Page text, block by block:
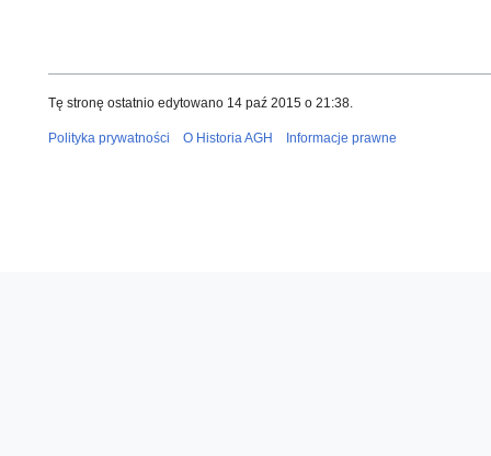
Tę stronę ostatnio edytowano 14 paź 2015 o 21:38.
Polityka prywatności O Historia AGH Informacje prawne